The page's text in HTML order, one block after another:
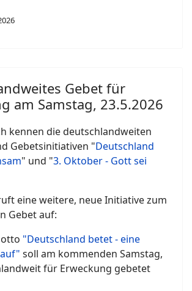
Gebet für
am Samstag, 23.5.2026
kennen die deutschlandweiten
Gebetsinitiativen "Deutschland
" und "3. Oktober - Gott sei
eine weitere, neue Initiative zum
Gebet auf:
"Deutschland betet - eine
soll am kommenden Samstag,
für Erweckung gebetet